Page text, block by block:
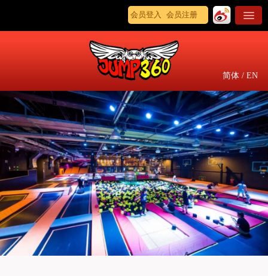
会员登入 会员注册
简体 / EN